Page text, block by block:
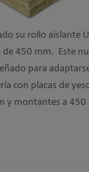
su rollo aislante
de 450 mm. Este
para
con placas de
y montantes a 450